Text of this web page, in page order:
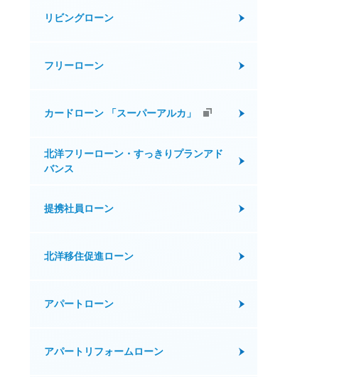
リビングローン
フリーローン
カードローン 「スーパーアルカ」
北洋フリーローン・すっきりプランアド
バンス
提携社員ローン
北洋移住促進ローン
アパートローン
アパートリフォームローン